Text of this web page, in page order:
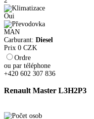
Oui
MAN
Carburant: Diesel
Prix 0 CZK
Ordre
ou par téléphone
+420 602 307 836
Renault Master L3H2P3